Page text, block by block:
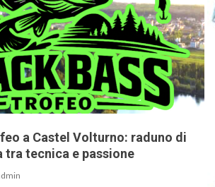
a Castel Volturno: raduno di
tra tecnica e passione